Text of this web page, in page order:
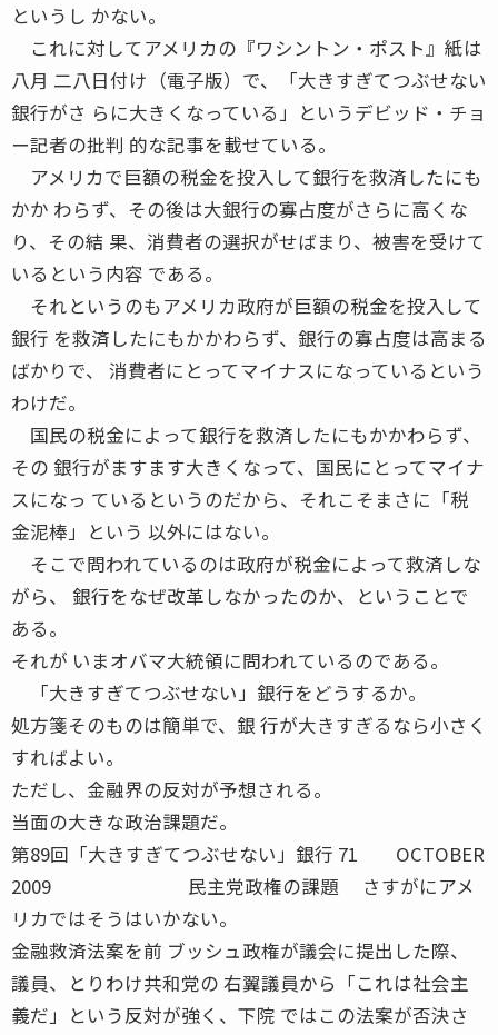
というし かない。
これに対してアメリカの『ワシントン・ポスト』紙は
八月 二八日付け（電子版）で、「大きすぎてつぶせない
銀行がさ らに大きくなっている」というデビッド・チョ
ー記者の批判 的な記事を載せている。
アメリカで巨額の税金を投入して銀行を救済したにも
かか わらず、その後は大銀行の寡占度がさらに高くな
り、その結 果、消費者の選択がせばまり、被害を受けて
いるという内容 である。
それというのもアメリカ政府が巨額の税金を投入して
銀行 を救済したにもかかわらず、銀行の寡占度は高まる
ばかりで、 消費者にとってマイナスになっているという
わけだ。
国民の税金によって銀行を救済したにもかかわらず、
その 銀行がますます大きくなって、国民にとってマイナ
スになっ ているというのだから、それこそまさに「税
金泥棒」という 以外にはない。
そこで問われているのは政府が税金によって救済しな
がら、 銀行をなぜ改革しなかったのか、ということで
ある。
それが いまオバマ大統領に問われているのである。
「大きすぎてつぶせない」銀行をどうするか。
処方箋そのものは簡単で、銀 行が大きすぎるなら小さく
すればよい。
ただし、金融界の反対が予想される。
当面の大きな政治課題だ。
第89回「大きすぎてつぶせない」銀行 71 OCTOBER
2009 民主党政権の課題 さすがにアメ
リカではそうはいかない。
金融救済法案を前 ブッシュ政権が議会に提出した際、
議員、とりわけ共和党の 右翼議員から「これは社会主
義だ」という反対が強く、下院 ではこの法案が否決さ